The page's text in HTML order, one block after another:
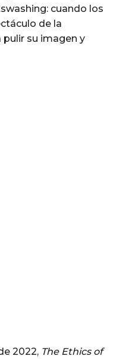
cuando los
de la
su imagen y
2022, The Ethics of